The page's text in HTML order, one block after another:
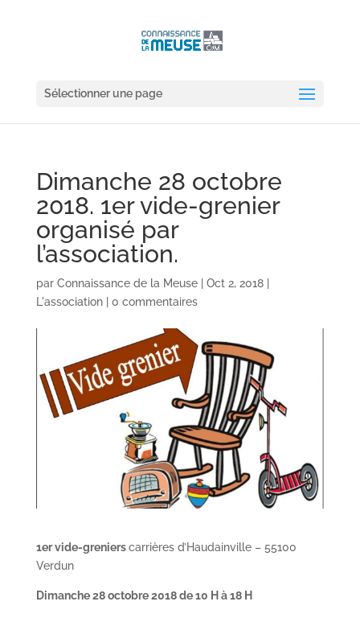
Sélectionner une page
Dimanche 28 octobre
2018. 1er vide-grenier
organisé par
l’association.
par Connaissance de la Meuse| Oct 2, 2018|
L'association| 0 commentaires
1er vide-grenierscarrières d’Haudainville – 55100
Verdun
Dimanche 28 octobre 2018 de 10 H à 18 H